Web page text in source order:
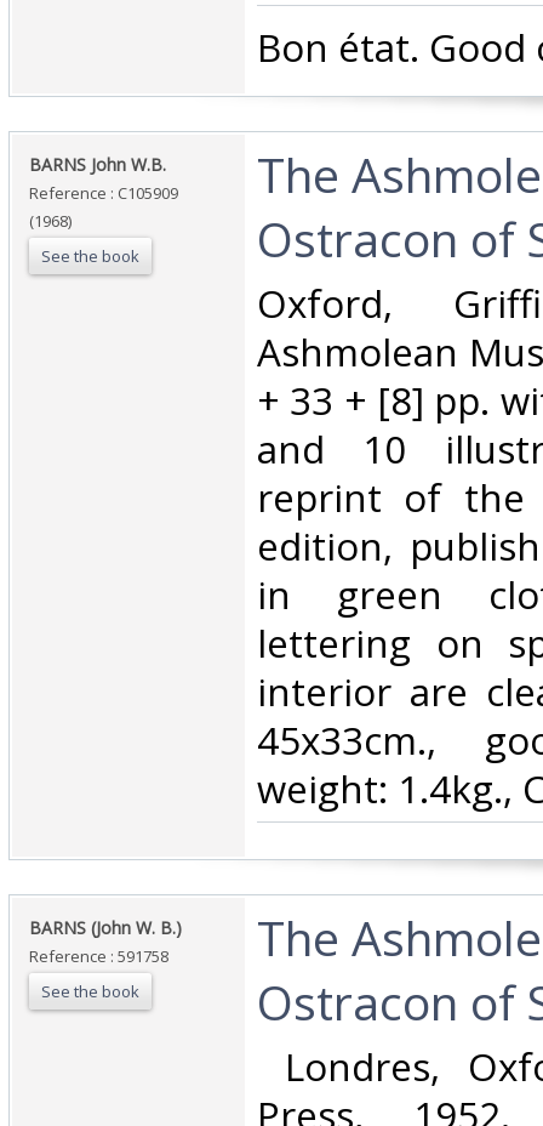
‎Bon état.
‎BARNS John W.B.‎
Reference : C105909
(1968)
See the book
‎The
Ostracon of
‎Oxford,
Ashmolean
+ 33 + [8] pp.
and 10
reprint of the
edition,
in green
lettering on
interior are
45x33cm.,
weight: 1.4kg.,
‎BARNS (John W. B.)‎
Reference : 591758
See the book
‎The
Ostracon of
Londres,
Press,